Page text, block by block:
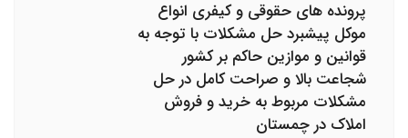
پرونده های حقوقی و کیفری انواع
موکل پیشبرد حل مشکلات با توجه به
قوانین و موازین حاکم بر کشور
شجاعت بالا و صراحت کامل در حل
مشکلات مربوط به خرید و فروش
املاک در چمستان